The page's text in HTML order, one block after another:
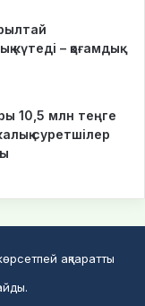
күтеді – қоғамдық
10,5 млн теңге
суретшілер
ақпаратты